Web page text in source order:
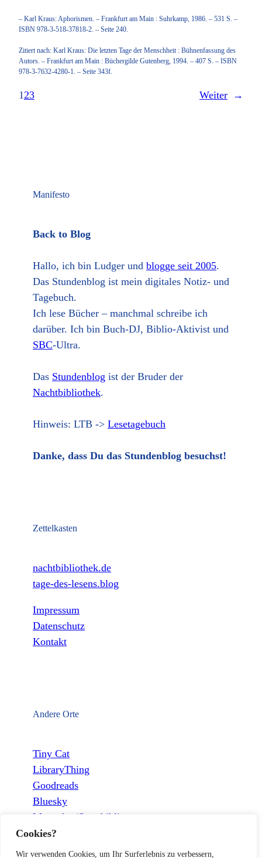
Cookies?
Wir verwenden Cookies, um Ihr Surferlebnis zu verbessern,
– Karl Kraus: Aphorismen. – Frankfurt am Main : Suhrkamp, 1986. – 531 S. –
ISBN 978-3-518-37818-2. – Seite 240.
Zitiert nach: Karl Kraus: Die letzten Tage der Menschheit : Bühnenfassung des
Autors. – Frankfurt am Main : Büchergilde Gutenberg, 1994. – 407 S. – ISBN
978-3-7632-4280-1. – Seite 343f.
123 Weiter →
Manifesto
Back to Blog
Hallo, ich bin Ludger und blogge seit 2005.
Das Stundenblog ist mein digitales Notiz- und
Tagebuch.
Ich lese Bücher – manchmal schreibe ich
darüber. Ich bin Buch-DJ, Biblio-Aktivist und
SBC-Ultra.
Das Stundenblog ist der Bruder der
Nachtbibliothek.
Hinweis: LTB -> Lesetagebuch
Danke, dass Du das Stundenblog besuchst!
Zettelkasten
nachtbibliothek.de
tage-des-lesens.blog
Impressum
Datenschutz
Kontakt
Andere Orte
Tiny Cat
LibraryThing
Goodreads
Bluesky
Mastodon/Openbiblio